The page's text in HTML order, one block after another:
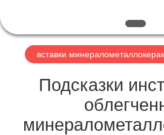
КАТАЛОГИ
СВЯЖИТЕСЬ
вставки
Подсказки